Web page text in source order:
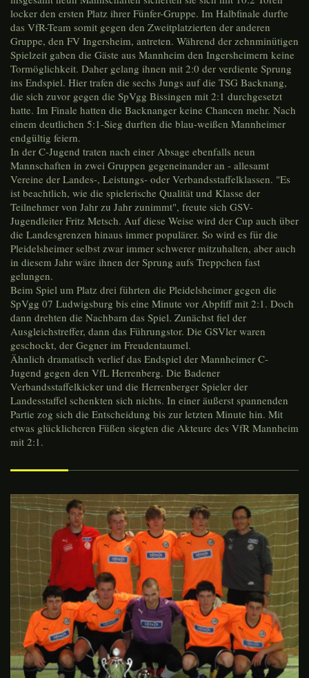
locker den ersten Platz ihrer Fünfer-Gruppe. Im Halbfinale durfte
das VfR-Team somit gegen den Zweitplatzierten der anderen
Gruppe, den FV Ingersheim, antreten. Während der zehnminütigen
Spielzeit gaben die Gäste aus Mannheim den Ingersheimern keine
Tormöglichkeit. Daher gelang ihnen mit 2:0 der verdiente Sprung
ins Endspiel. Hier trafen die sechs Jungs auf die TSG Backnang,
die sich zuvor gegen die SpVgg Bissingen mit 2:1 durchgesetzt
hatte. Im Finale hatten die Backnanger keine Chancen mehr. Nach
einem deutlichen 5:1-Sieg durften die blau-weißen Mannheimer
endgültig feiern.
In der C-Jugend traten nach einer Absage ebenfalls neun
Mannschaften in zwei Gruppen gegeneinander an - allesamt
Vereine der Landes-, Leistungs- oder Verbandsstaffelklassen. "Es
ist beachtlich, wie die spielerische Qualität und Klasse der
Teilnehmer von Jahr zu Jahr zunimmt", freute sich GSV-
Jugendleiter Fritz Metsch. Auf diese Weise wird der Cup auch über
die Landesgrenzen hinaus immer populärer. So wird es für die
Pleidelsheimer selbst zwar immer schwerer mitzuhalten, aber auch
in diesem Jahr wäre ihnen der Sprung aufs Treppchen fast
gelungen.
Beim Spiel um Platz drei führten die Pleidelsheimer gegen die
SpVgg 07 Ludwigsburg bis eine Minute vor Abpfiff mit 2:1. Doch
dann drehten die Nachbarn das Spiel. Zunächst fiel der
Ausgleichstreffer, dann das Führungstor. Die GSVler waren
geschockt, der Gegner im Freudentaumel.
Ähnlich dramatisch verlief das Endspiel der Mannheimer C-
Jugend gegen den VfL Herrenberg. Die Badener
Verbandsstaffelkicker und die Herrenberger Spieler der
Landesstaffel schenkten sich nichts. In einer äußerst spannenden
Partie zog sich die Entscheidung bis zur letzten Minute hin. Mit
etwas glücklicheren Füßen siegten die Akteure des VfR Mannheim
mit 2:1.